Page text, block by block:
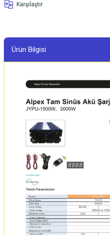
Karşılaştır
Ürün Bilgisi